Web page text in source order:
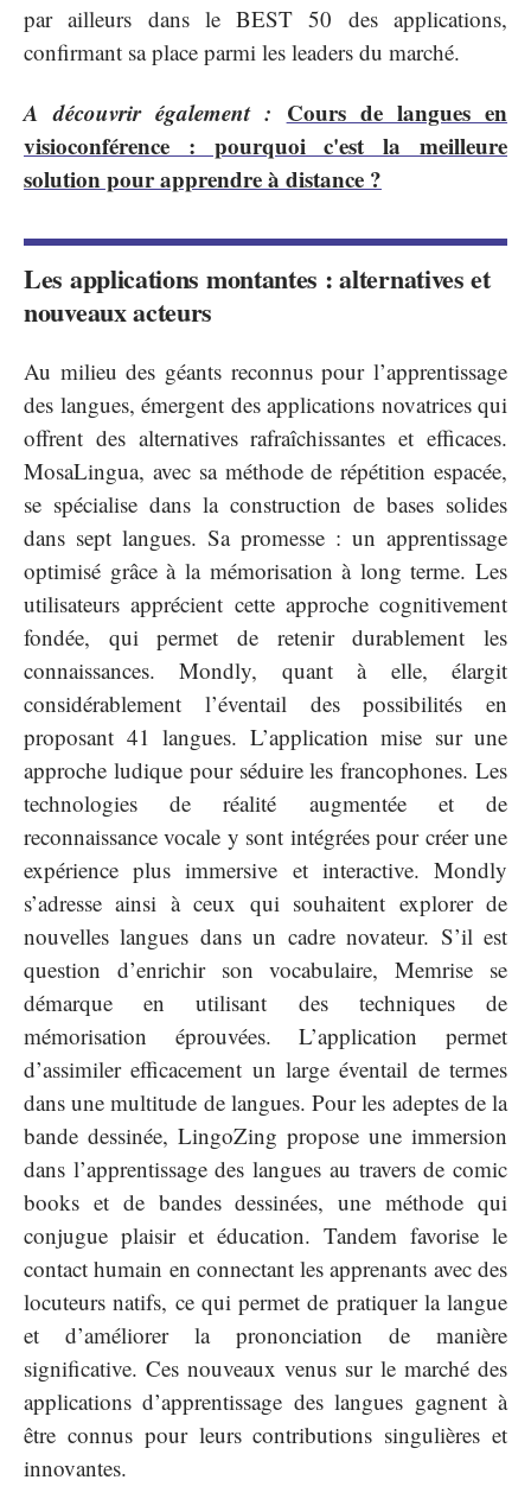
par ailleurs dans le BEST 50 des applications,
confirmant sa place parmi les leaders du marché.
A découvrir également : Cours de langues en
visioconférence : pourquoi c'est la meilleure
solution pour apprendre à distance ?
Les applications montantes : alternatives et
nouveaux acteurs
Au milieu des géants reconnus pour l’apprentissage
des langues, émergent des applications novatrices qui
offrent des alternatives rafraîchissantes et efficaces.
MosaLingua, avec sa méthode de répétition espacée,
se spécialise dans la construction de bases solides
dans sept langues. Sa promesse : un apprentissage
optimisé grâce à la mémorisation à long terme. Les
utilisateurs apprécient cette approche cognitivement
fondée, qui permet de retenir durablement les
connaissances. Mondly, quant à elle, élargit
considérablement l’éventail des possibilités en
proposant 41 langues. L’application mise sur une
approche ludique pour séduire les francophones. Les
technologies de réalité augmentée et de
reconnaissance vocale y sont intégrées pour créer une
expérience plus immersive et interactive. Mondly
s’adresse ainsi à ceux qui souhaitent explorer de
nouvelles langues dans un cadre novateur. S’il est
question d’enrichir son vocabulaire, Memrise se
démarque en utilisant des techniques de
mémorisation éprouvées. L’application permet
d’assimiler efficacement un large éventail de termes
dans une multitude de langues. Pour les adeptes de la
bande dessinée, LingoZing propose une immersion
dans l’apprentissage des langues au travers de comic
books et de bandes dessinées, une méthode qui
conjugue plaisir et éducation. Tandem favorise le
contact humain en connectant les apprenants avec des
locuteurs natifs, ce qui permet de pratiquer la langue
et d’améliorer la prononciation de manière
significative. Ces nouveaux venus sur le marché des
applications d’apprentissage des langues gagnent à
être connus pour leurs contributions singulières et
innovantes.